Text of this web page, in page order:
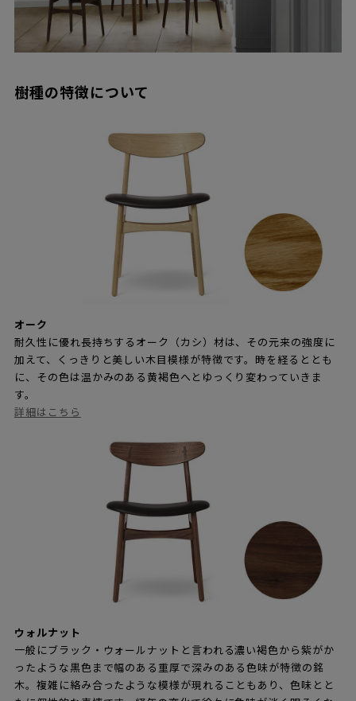
樹種の特徴について
オーク
耐久性に優れ長持ちするオーク（カシ）材は、その元来の強度に
加えて、くっきりと美しい木目模様が特徴です。時を経るととも
に、その色は温かみのある黄褐色へとゆっくり変わっていきま
す。
詳細はこちら
ウォルナット
一般にブラック・ウォールナットと言われる濃い褐色から紫がか
ったような黒色まで幅のある重厚で深みのある色味が特徴の銘
木。複雑に絡み合ったような模様が現れることもあり、色味とと